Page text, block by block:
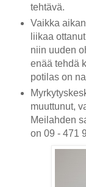
tehtävä.
Vaikka
liikaa
niin uuden
enää tehdä
potilas on
muuttunut,
Meilahden
on 09 - 471